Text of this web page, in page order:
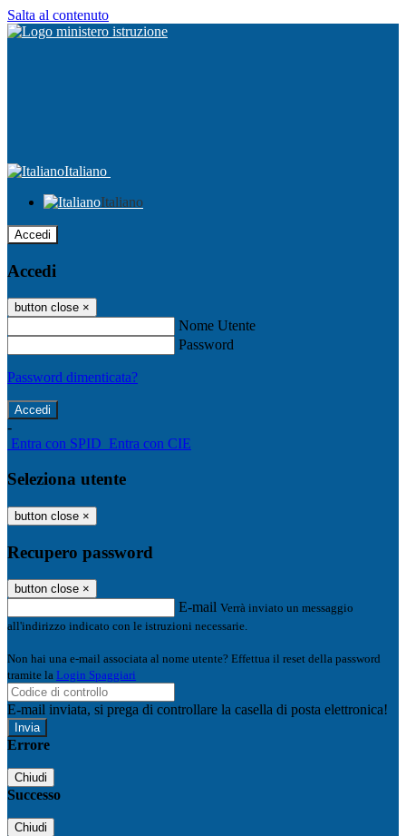
Salta al contenuto
Italiano
Italiano
Accedi
Accedi
button close ×
Nome Utente
Password
Password dimenticata?
-
Entra con SPID Entra con CIE
Seleziona utente
button close ×
Recupero password
button close ×
E-mail Verrà inviato un messaggio
all'indirizzo indicato con le istruzioni necessarie.
Non hai una e-mail associata al nome utente? Effettua il reset della password
tramite la Login Spaggiari
E-mail inviata, si prega di controllare la casella di posta elettronica!
Errore
Chiudi
Successo
Chiudi